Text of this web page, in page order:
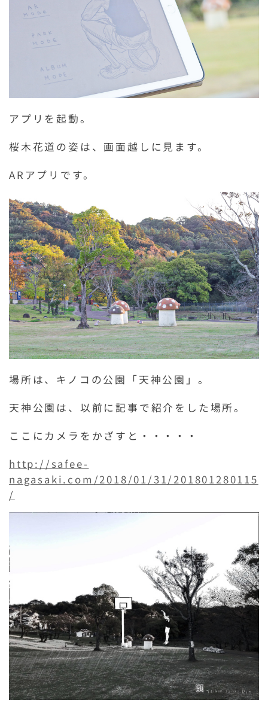
アプリを起動。
桜木花道の姿は、画面越しに見ます。
ARアプリです。
場所は、キノコの公園「天神公園」。
天神公園は、以前に記事で紹介をした場所。
ここにカメラをかざすと・・・・・
http://safee-
nagasaki.com/2018/01/31/201801280115
/